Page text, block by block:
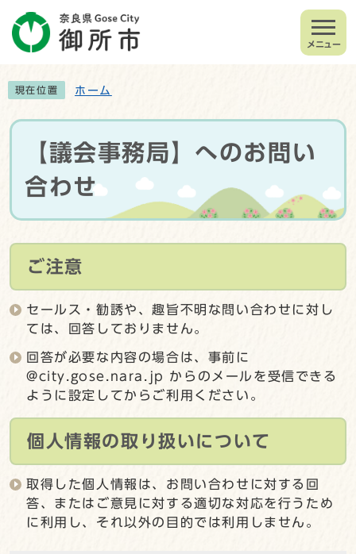
メニュー
現在位置 ホーム
【議会事務局】へのお問い
合わせ
ご注意
セールス・勧誘や、趣旨不明な問い合わせに対し
ては、回答しておりません。
回答が必要な内容の場合は、事前に
@city.gose.nara.jp からのメールを受信できる
ように設定してからご利用ください。
個人情報の取り扱いについて
取得した個人情報は、お問い合わせに対する回
答、またはご意見に対する適切な対応を行うため
に利用し、それ以外の目的では利用しません。